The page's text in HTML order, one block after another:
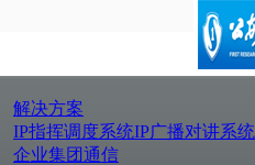
解决方案
IP指挥调度系统IP广播对讲系统
企业集团通信